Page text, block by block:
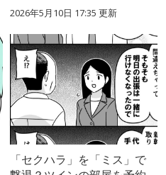
2026年5月10日 17:35 更新
「セクハラ」を「ミス」で